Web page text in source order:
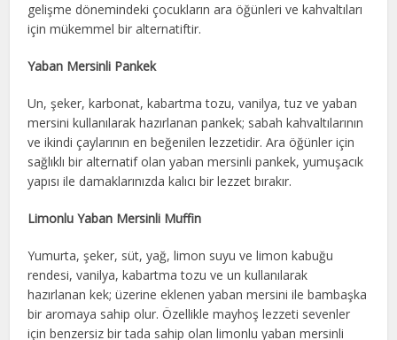
gelişme dönemindeki çocukların ara öğünleri ve kahvaltıları
için mükemmel bir alternatiftir.
Yaban Mersinli Pankek
Un, şeker, karbonat, kabartma tozu, vanilya, tuz ve yaban
mersini kullanılarak hazırlanan pankek; sabah kahvaltılarının
ve ikindi çaylarının en beğenilen lezzetidir. Ara öğünler için
sağlıklı bir alternatif olan yaban mersinli pankek, yumuşacık
yapısı ile damaklarınızda kalıcı bir lezzet bırakır.
Limonlu Yaban Mersinli Muffin
Yumurta, şeker, süt, yağ, limon suyu ve limon kabuğu
rendesi, vanilya, kabartma tozu ve un kullanılarak
hazırlanan kek; üzerine eklenen yaban mersini ile bambaşka
bir aromaya sahip olur. Özellikle mayhoş lezzeti sevenler
için benzersiz bir tada sahip olan limonlu yaban mersinli